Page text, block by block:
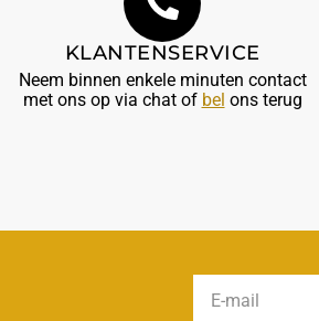
KLANTENSERVICE
Neem binnen enkele minuten contact
met ons op via chat of bel ons terug